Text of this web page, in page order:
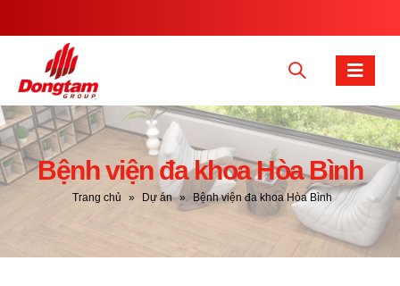
Bệnh viện đa khoa Hòa Bình
Trang chủ » Dự án » Bệnh viện đa khoa Hòa Bình